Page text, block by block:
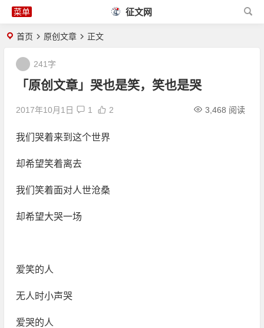
征文网
首页 原创文章 正文
「原创文章」哭也是笑，笑也是哭
2017年10月1日 1 3,468 阅读
2
241字
我们哭着来到这个世界
却希望笑着离去
我们笑着面对人世沧桑
却希望大哭一场
爱笑的人
无人时小声哭
爱哭的人